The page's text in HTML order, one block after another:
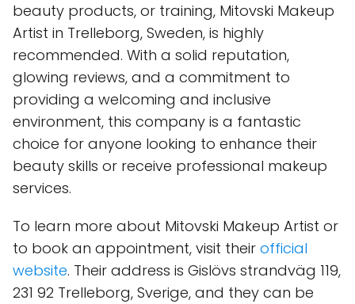
beauty products, or training, Mitovski Makeup
Artist in Trelleborg, Sweden, is highly
recommended. With a solid reputation,
glowing reviews, and a commitment to
providing a welcoming and inclusive
environment, this company is a fantastic
choice for anyone looking to enhance their
beauty skills or receive professional makeup
services.
To learn more about Mitovski Makeup Artist or
to book an appointment, visit their official
website. Their address is Gislövs strandväg 119,
231 92 Trelleborg, Sverige, and they can be